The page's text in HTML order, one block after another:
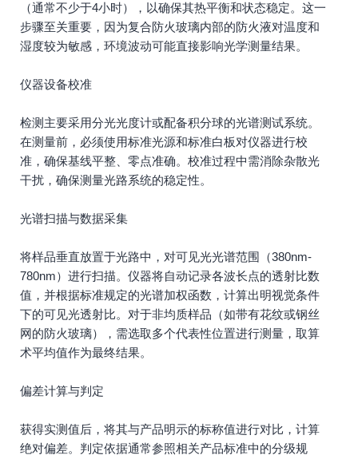
（通常不少于4小时），以确保其热平衡和状态稳定。这一
步骤至关重要，因为复合防火玻璃内部的防火液对温度和
湿度较为敏感，环境波动可能直接影响光学测量结果。
仪器设备校准
检测主要采用分光光度计或配备积分球的光谱测试系统。
在测量前，必须使用标准光源和标准白板对仪器进行校
准，确保基线平整、零点准确。校准过程中需消除杂散光
干扰，确保测量光路系统的稳定性。
光谱扫描与数据采集
将样品垂直放置于光路中，对可见光光谱范围（380nm-
780nm）进行扫描。仪器将自动记录各波长点的透射比数
值，并根据标准规定的光谱加权函数，计算出明视觉条件
下的可见光透射比。对于非均质样品（如带有花纹或钢丝
网的防火玻璃），需选取多个代表性位置进行测量，取算
术平均值作为最终结果。
偏差计算与判定
获得实测值后，将其与产品明示的标称值进行对比，计算
绝对偏差。判定依据通常参照相关产品标准中的分级规